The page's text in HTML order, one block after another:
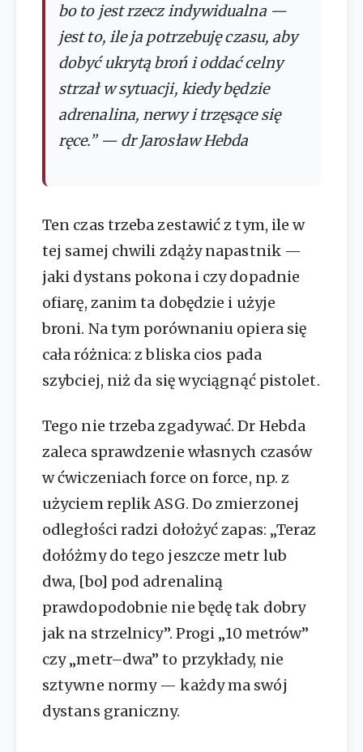
bo to jest rzecz indywidualna —
jest to, ile ja potrzebuję czasu, aby
dobyć ukrytą broń i oddać celny
strzał w sytuacji, kiedy będzie
adrenalina, nerwy i trzęsące się
ręce.” — dr Jarosław Hebda
Ten czas trzeba zestawić z tym, ile w
tej samej chwili zdąży napastnik —
jaki dystans pokona i czy dopadnie
ofiarę, zanim ta dobędzie i użyje
broni. Na tym porównaniu opiera się
cała różnica: z bliska cios pada
szybciej, niż da się wyciągnąć pistolet.
Tego nie trzeba zgadywać. Dr Hebda
zaleca sprawdzenie własnych czasów
w ćwiczeniach force on force, np. z
użyciem replik ASG. Do zmierzonej
odległości radzi dołożyć zapas: „Teraz
dołóżmy do tego jeszcze metr lub
dwa, [bo] pod adrenaliną
prawdopodobnie nie będę tak dobry
jak na strzelnicy”. Progi „10 metrów”
czy „metr–dwa” to przykłady, nie
sztywne normy — każdy ma swój
dystans graniczny.